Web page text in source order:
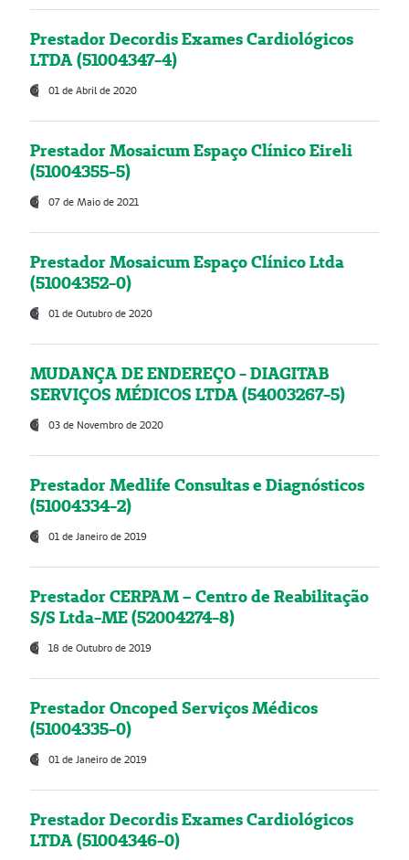
Prestador Decordis Exames Cardiológicos
LTDA (51004347-4)
01 de Abril de 2020
Prestador Mosaicum Espaço Clínico Eireli
(51004355-5)
07 de Maio de 2021
Prestador Mosaicum Espaço Clínico Ltda
(51004352-0)
01 de Outubro de 2020
MUDANÇA DE ENDEREÇO - DIAGITAB
SERVIÇOS MÉDICOS LTDA (54003267-5)
03 de Novembro de 2020
Prestador Medlife Consultas e Diagnósticos
(51004334-2)
01 de Janeiro de 2019
Prestador CERPAM – Centro de Reabilitação
S/S Ltda-ME (52004274-8)
18 de Outubro de 2019
Prestador Oncoped Serviços Médicos
(51004335-0)
01 de Janeiro de 2019
Prestador Decordis Exames Cardiológicos
LTDA (51004346-0)